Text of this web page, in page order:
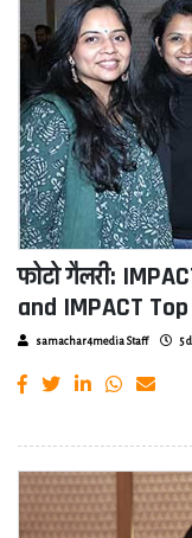
फोटो गैलरी:
and IMPACT
samachar4media Staff 5